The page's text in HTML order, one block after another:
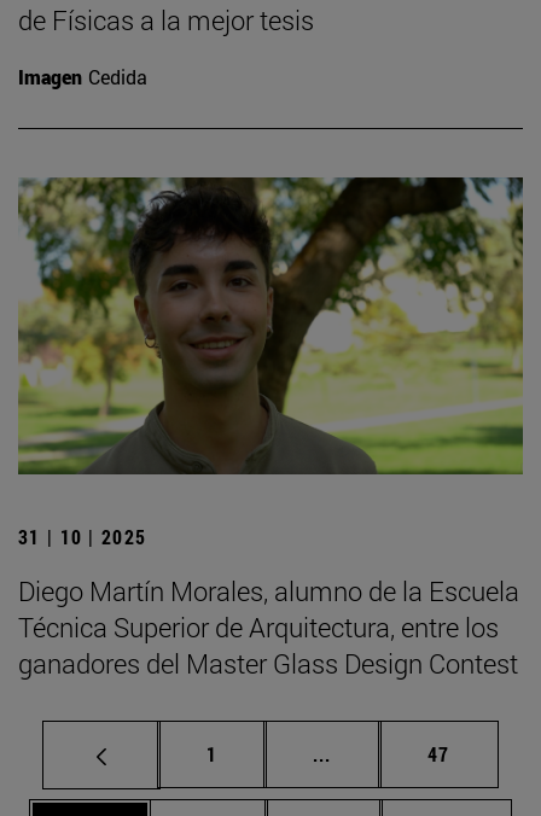
de Físicas a la mejor tesis
Imagen Cedida
31 | 10 | 2025
Diego Martín Morales, alumno de la Escuela
Técnica Superior de Arquitectura, entre los
ganadores del Master Glass Design Contest
Página
1 ... Páginas intermedias
Página
47